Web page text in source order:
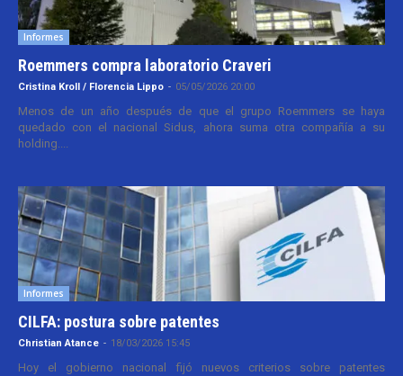
Informes
Roemmers compra laboratorio Craveri
Cristina Kroll / Florencia Lippo - 05/05/2026 20:00
Menos de un año después de que el grupo Roemmers se haya
quedado con el nacional Sidus, ahora suma otra compañía a su
holding....
Informes
CILFA: postura sobre patentes
Christian Atance - 18/03/2026 15:45
Hoy el gobierno nacional fijó nuevos criterios sobre patentes